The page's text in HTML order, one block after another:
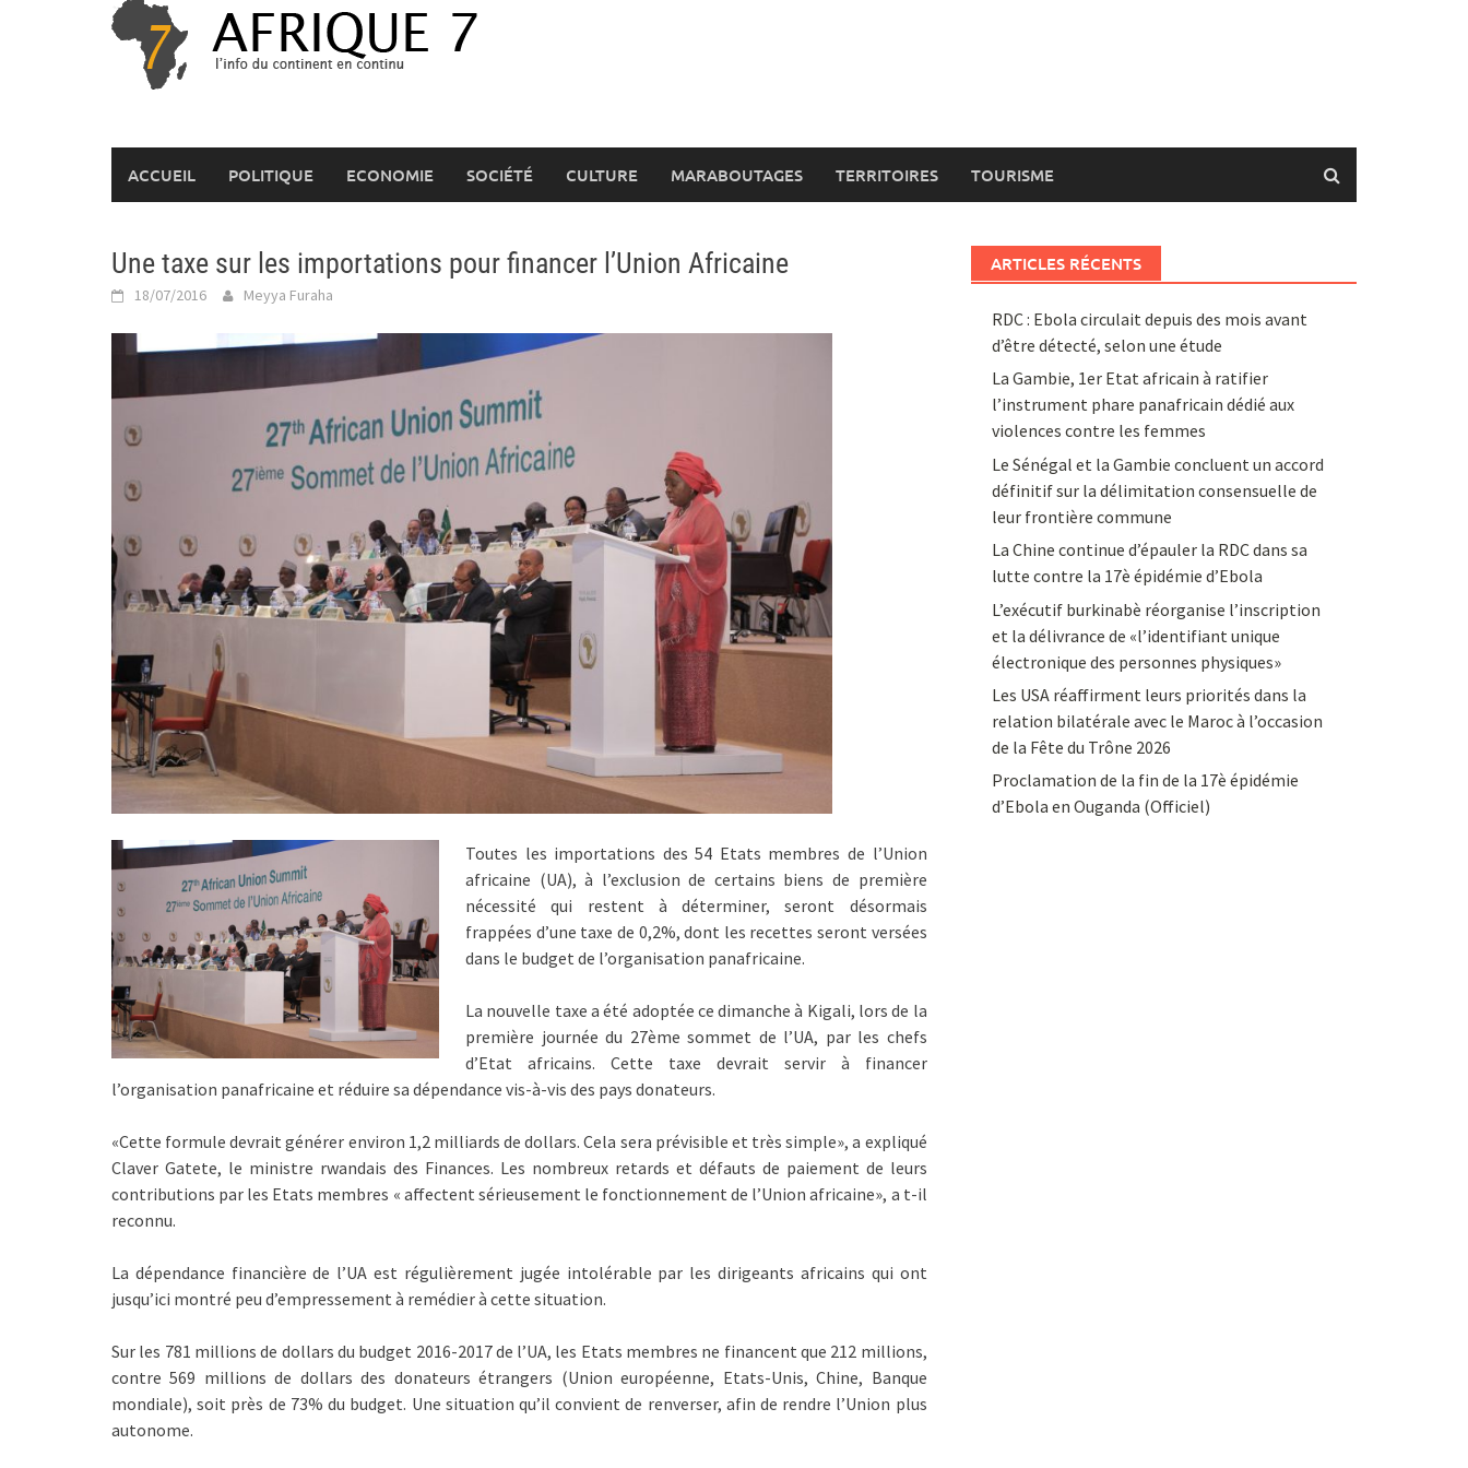
ACCUEIL POLITIQUE ECONOMIE SOCIÉTÉ CULTURE MARABOUTAGES TERRITOIRES TOURISME
Une taxe sur les importations pour financer l’Union Africaine
18/07/2016 Meyya Furaha
Toutes les importations des 54 Etats membres de l’Union
africaine (UA), à l’exclusion de certains biens de première
nécessité qui restent à déterminer, seront désormais
frappées d’une taxe de 0,2%, dont les recettes seront versées
dans le budget de l’organisation panafricaine.
La nouvelle taxe a été adoptée ce dimanche à Kigali, lors de la
première journée du 27ème sommet de l’UA, par les chefs
d’Etat africains. Cette taxe devrait servir à financer
l’organisation panafricaine et réduire sa dépendance vis-à-vis des pays donateurs.
«Cette formule devrait générer environ 1,2 milliards de dollars. Cela sera prévisible et très simple», a expliqué
Claver Gatete, le ministre rwandais des Finances. Les nombreux retards et défauts de paiement de leurs
contributions par les Etats membres « affectent sérieusement le fonctionnement de l’Union africaine», a t-il
reconnu.
La dépendance financière de l’UA est régulièrement jugée intolérable par les dirigeants africains qui ont
jusqu’ici montré peu d’empressement à remédier à cette situation.
Sur les 781 millions de dollars du budget 2016-2017 de l’UA, les Etats membres ne financent que 212 millions,
contre 569 millions de dollars des donateurs étrangers (Union européenne, Etats-Unis, Chine, Banque
mondiale), soit près de 73% du budget. Une situation qu’il convient de renverser, afin de rendre l’Union plus
autonome.
ARTICLES RÉCENTS
RDC : Ebola circulait depuis des mois avant
d’être détecté, selon une étude
La Gambie, 1er Etat africain à ratifier
l’instrument phare panafricain dédié aux
violences contre les femmes
Le Sénégal et la Gambie concluent un accord
définitif sur la délimitation consensuelle de
leur frontière commune
La Chine continue d’épauler la RDC dans sa
lutte contre la 17è épidémie d’Ebola
L’exécutif burkinabè réorganise l’inscription
et la délivrance de «l’identifiant unique
électronique des personnes physiques»
Les USA réaffirment leurs priorités dans la
relation bilatérale avec le Maroc à l’occasion
de la Fête du Trône 2026
Proclamation de la fin de la 17è épidémie
d’Ebola en Ouganda (Officiel)